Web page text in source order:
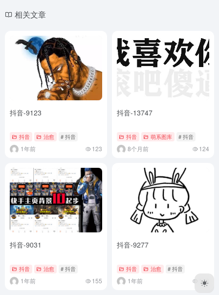
相关文章
抖音-9123
抖音 治愈 # 抖音
1年前 123
抖音-13747
抖音 萌系图库 # 抖音
8个月前 124
抖音-9031
抖音 治愈 # 抖音
1年前 155
抖音-9277
抖音 治愈 # 抖音
1年前 140